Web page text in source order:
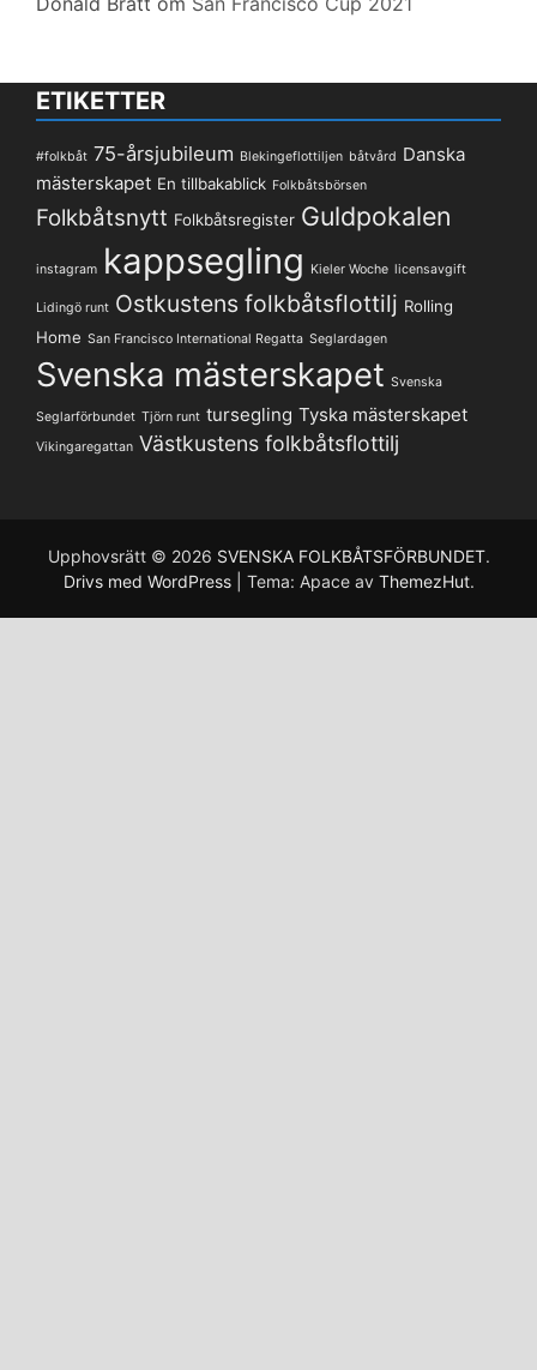
ETIKETTER
#folkbåt 75-årsjubileum Blekingeflottiljen båtvård Danska
mästerskapet En tillbakablick Folkbåtsbörsen
Folkbåtsnytt Folkbåtsregister Guldpokalen
instagram kappsegling Kieler Woche licensavgift
Lidingö runt Ostkustens folkbåtsflottilj Rolling
Home San Francisco International Regatta Seglardagen
Svenska mästerskapet Svenska
Seglarförbundet Tjörn runt tursegling Tyska mästerskapet
Vikingaregattan Västkustens folkbåtsflottilj
Upphovsrätt © 2026 SVENSKA FOLKBÅTSFÖRBUNDET.
Drivs med WordPress
Tema: Apace av ThemezHut.